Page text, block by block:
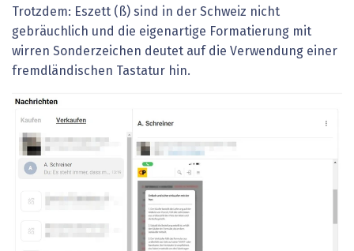
Trotzdem: Eszett (ß) sind in der Schweiz nicht
gebräuchlich und die eigenartige Formatierung mit
wirren Sonderzeichen deutet auf die Verwendung einer
fremdländischen Tastatur hin.